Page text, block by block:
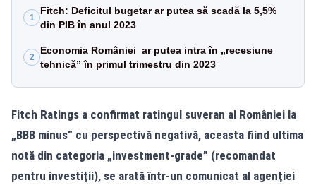
1
Fitch: Deficitul bugetar ar putea să scadă la 5,5%
din PIB în anul 2023
2
Economia României ar putea intra în „recesiune
tehnică” în primul trimestru din 2023
Fitch Ratings a confirmat ratingul suveran al României la
„BBB minus” cu perspectivă negativă, aceasta fiind ultima
notă din categoria „investment-grade” (recomandat
pentru investiţii), se arată într-un comunicat al agenţiei